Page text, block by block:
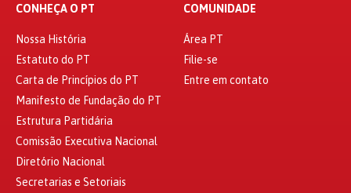
CONHEÇA O PT
Nossa História
Estatuto do PT
Carta de Princípios do PT
Manifesto de Fundação do PT
Estrutura Partidária
Comissão Executiva Nacional
Diretório Nacional
Secretarias e Setoriais
COMUNIDADE
Área PT
Filie-se
Entre em contato